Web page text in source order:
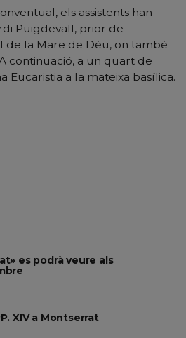
els assistents han
Puigdevall, prior de
de la Mare de Déu, on també
continuació, a un quart de
Eucaristia a la mateixa basílica.
es podrà veure als
XIV a Montserrat